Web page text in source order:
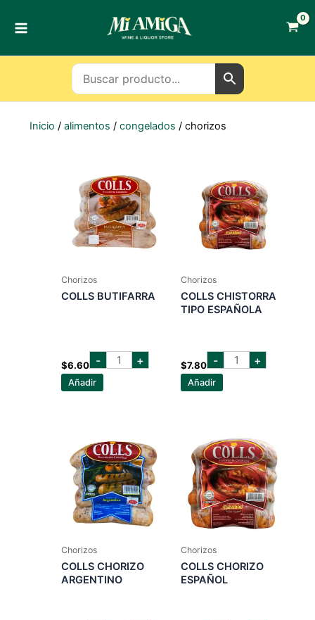
Inicio / alimentos / congelados / chorizos
Chorizos
COLLS BUTIFARRA
$6.60 - COLLS
BUTIFARRA
+
Añadir
Chorizos
COLLS CHISTORRA
TIPO ESPAÑOLA
$7.80 - COLLS
CHISTORRA
+
Añadir
Chorizos
COLLS CHORIZO
ARGENTINO
Chorizos
COLLS CHORIZO
ESPAÑOL